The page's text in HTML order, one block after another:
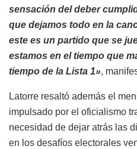
sensación del deber
que dejamos todo en la
este es un partido que se
estamos en el tiempo que
tiempo de la Lista 1»,
Latorre resaltó además el
impulsado por el oficialismo
necesidad de dejar atrás las
en los desafíos electorales